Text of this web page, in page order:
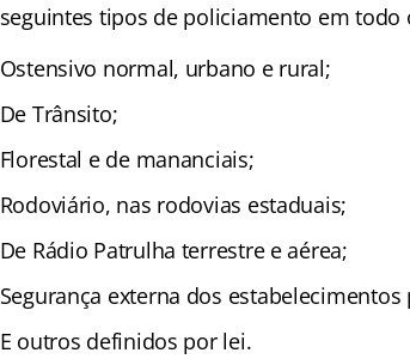
seguintes tipos de policiamento em
Ostensivo normal, urbano e rural;
De Trânsito;
Florestal e de mananciais;
Rodoviário, nas rodovias estaduais;
De Rádio Patrulha terrestre e aérea;
Segurança externa dos estabelecimentos
E outros definidos por lei.